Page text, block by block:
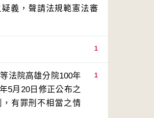
義，聲請法規範憲法審
1
1
法院高雄分院100年
5月20日修正公布之
有罪刑不相當之情